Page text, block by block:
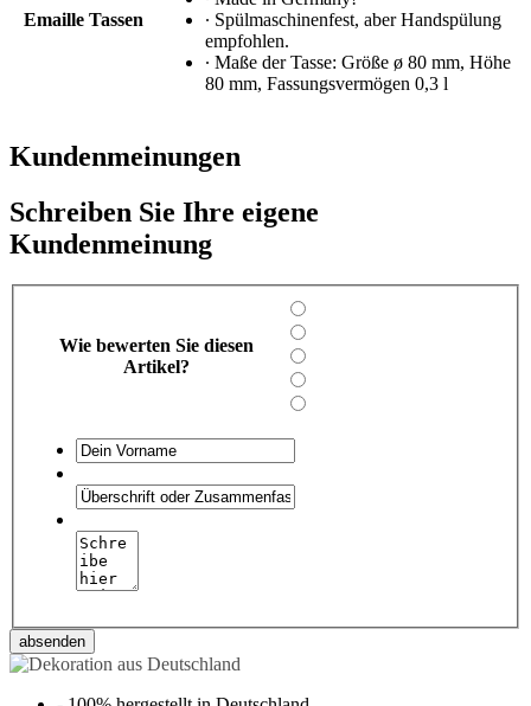
Emaille Tassen
∙ Spülmaschinenfest, aber Handspülung
empfohlen.
∙ Maße der Tasse: Größe ø 80 mm, Höhe
80 mm, Fassungsvermögen 0,3 l
Kundenmeinungen
Schreiben Sie Ihre eigene
Kundenmeinung
Wie bewerten Sie diesen
Artikel?
absenden